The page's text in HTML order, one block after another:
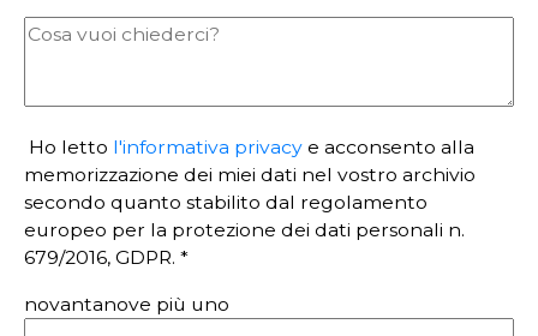
Ho letto l'informativa privacy e acconsento alla
memorizzazione dei miei dati nel vostro archivio
secondo quanto stabilito dal regolamento
europeo per la protezione dei dati personali n.
679/2016, GDPR. *
novantanove più uno